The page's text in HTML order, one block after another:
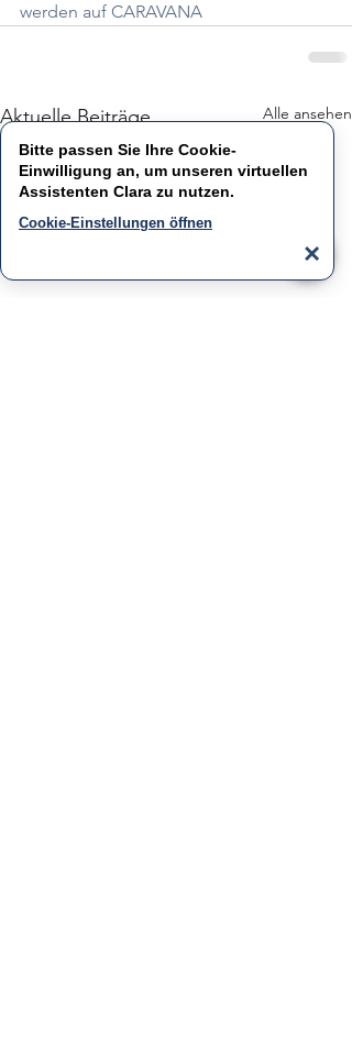
werden auf CARAVANA
Aktuelle Beiträge Alle ansehen
×
Bitte passen Sie Ihre Cookie-
Einwilligung an, um unseren virtuellen
Assistenten Clara zu nutzen.
Cookie-Einstellungen öffnen